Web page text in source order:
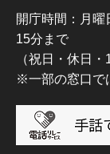
開庁時間：月
15分まで
（祝日・休日
※一部の窓口で